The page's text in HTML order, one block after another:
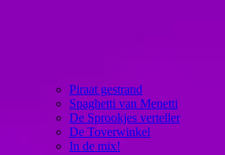
Piraat gestrand
Spaghetti van Menetti
De Sprookjes verteller
De Toverwinkel
In de mix!